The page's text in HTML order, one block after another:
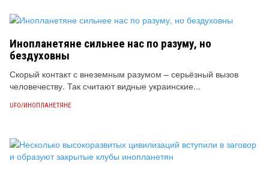
Инопланетяне сильнее нас по разуму, но
бездуховны
Скорый контакт с внеземным разумом – серьёзный вызов
человечеству. Так считают видные украинские...
UFO/ИНОПЛАНЕТЯНЕ